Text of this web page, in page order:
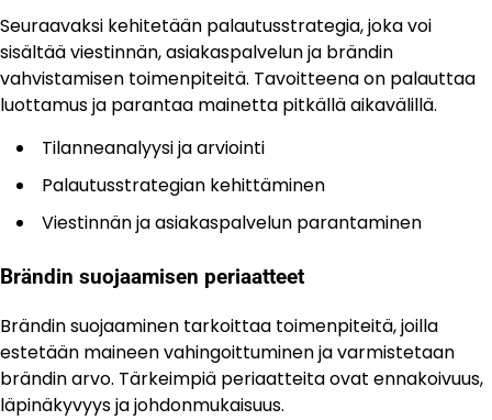
Seuraavaksi kehitetään palautusstrategia, joka voi
sisältää viestinnän, asiakaspalvelun ja brändin
vahvistamisen toimenpiteitä. Tavoitteena on palauttaa
luottamus ja parantaa mainetta pitkällä aikavälillä.
Tilanneanalyysi ja arviointi
Palautusstrategian kehittäminen
Viestinnän ja asiakaspalvelun parantaminen
Brändin suojaamisen periaatteet
Brändin suojaaminen tarkoittaa toimenpiteitä, joilla
estetään maineen vahingoittuminen ja varmistetaan
brändin arvo. Tärkeimpiä periaatteita ovat ennakoivuus,
läpinäkyvyys ja johdonmukaisuus.